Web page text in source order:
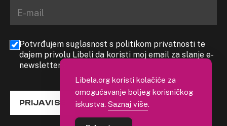
Potvrđujem suglasnost s politikom privatnosti te
dajem privolu Libeli da koristi moj email za slanje e-
newslettera
PRIJAVI SE
Libela.org koristi kolačiće za
omogućavanje boljeg korisničkog
iskustva. Saznaj više.